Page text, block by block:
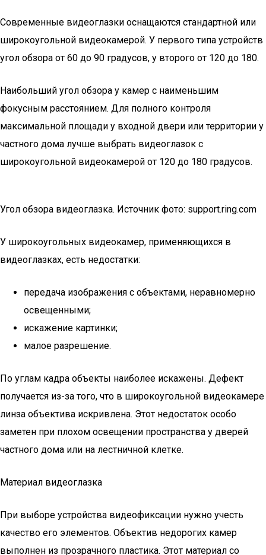
Современные видеоглазки оснащаются стандартной или
широкоугольной видеокамерой. У первого типа устройств
угол обзора от 60 до 90 градусов, у второго от 120 до 180.
Наибольший угол обзора у камер с наименьшим
фокусным расстоянием. Для полного контроля
максимальной площади у входной двери или территории у
частного дома лучше выбрать видеоглазок с
широкоугольной видеокамерой от 120 до 180 градусов.
Угол обзора видеоглазка. Источник фото: support.ring.com
У широкоугольных видеокамер, применяющихся в
видеоглазках, есть недостатки:
передача изображения с объектами, неравномерно
освещенными;
искажение картинки;
малое разрешение.
По углам кадра объекты наиболее искажены. Дефект
получается из-за того, что в широкоугольной видеокамере
линза объектива искривлена. Этот недостаток особо
заметен при плохом освещении пространства у дверей
частного дома или на лестничной клетке.
Материал видеоглазка
При выборе устройства видеофиксации нужно учесть
качество его элементов. Объектив недорогих камер
выполнен из прозрачного пластика. Этот материал со